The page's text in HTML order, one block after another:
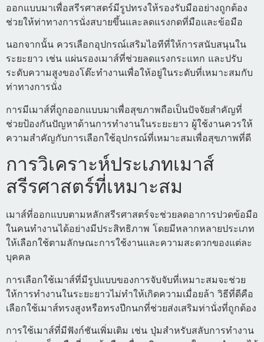
ออกแบบมาเพื่อสรีรศาสตร์มีรูปทรงให้รองรับมืออย่างถูกต้อง
ช่วยให้ท่าทางการนั่งสบายขึ้นและลดแรงกดที่มือและข้อมือ
นอกจากนั้น ควรเลือกอุปกรณ์เสริมไอทีที่ให้การสนับสนุนใน
ระยะยาว เช่น แผ่นรองเมาส์ที่ช่วยลดแรงกระแทก และปรับ
ระดับความสูงของโต๊ะทำงานเพื่อให้อยู่ในระดับที่เหมาะสมกับ
ท่าทางการนั่ง
การมีเมาส์ที่ถูกออกแบบมาเพื่อสุขภาพถือเป็นปัจจัยสำคัญที่
ช่วยป้องกันปัญหาด้านการทำงานในระยะยาว ผู้ใช้งานควรให้
ความสำคัญกับการเลือกใช้อุปกรณ์ที่เหมาะสมเพื่อสุขภาพที่ดี
การวิเคราะห์ประเภทเมาส์
สรีรศาสตร์ที่เหมาะสม
เมาส์ที่ออกแบบตามหลักสรีรศาสตร์จะช่วยลดอาการปวดข้อมือ
ในคนทำงานได้อย่างมีประสิทธิภาพ โดยมีหลากหลายประเภท
ให้เลือกใช้ตามลักษณะการใช้งานและความสะดวกของแต่ละ
บุคคล
การเลือกใช้เมาส์ที่มีรูปแบบของการจับจับที่เหมาะสมจะช่วย
ให้การทำงานในระยะยาวไม่ทำให้เกิดความเมื่อยล้า วิธีที่ดีคือ
เลือกใช้เมาส์ทรงสูงหรือทรงปีกนกที่ช่วยส่งเสริมท่านั่งที่ถูกต้อง
การใช้เมาส์ที่มีฟังก์ชันเพิ่มเติม เช่น ปุ่มสำหรับสลับการทำงาน